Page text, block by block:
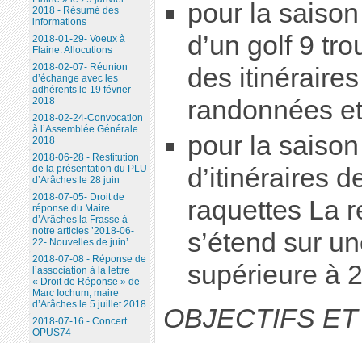
pour la
d’un golf 9
des
randonnées
pour la
d’itinéraires
raquettes La
s’étend sur
supérieure à
OBJECTIFS
2018 - Résumé des
informations
2018-01-29- Voeux à
Flaine. Allocutions
2018-02-07- Réunion
d’échange avec les
adhérents le 19 février
2018
2018-02-24-Convocation
à l’Assemblée Générale
2018
2018-06-28 - Restitution
de la présentation du PLU
d’Arâches le 28 juin
2018-07-05- Droit de
réponse du Maire
d’Arâches la Frasse à
notre articles ’2018-06-
22- Nouvelles de juin’
2018-07-08 - Réponse de
l’association à la lettre
« Droit de Réponse » de
Marc Iochum, maire
d’Arâches le 5 juillet 2018
2018-07-16 - Concert
OPUS74